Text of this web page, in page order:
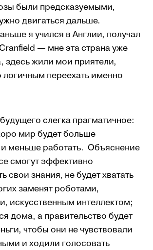
были предсказуемыми,
двигаться дальше.
я учился в Англии, получал
— мне эта страна уже
здесь жили мои приятели,
переехать именно
слегка прагматичное:
мир будет больше
и меньше работать. Объяснение
смогут эффективно
свои знания, не будет хватать
заменят роботами,
искусственным интеллектом;
дома, а правительство будет
чтобы они не чувствовали
и ходили голосовать